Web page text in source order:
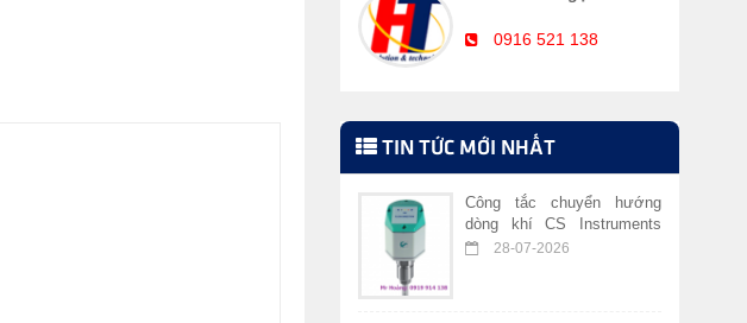
0916 521 138
TIN TỨC MỚI NHẤT
Công tắc chuyển hướng
dòng khí CS Instruments
VA 40928-07-2026